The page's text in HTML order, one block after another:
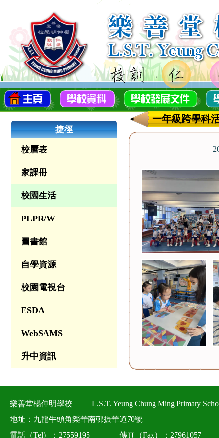
捷徑
校曆表
家課冊
校園生活
PLPR/W
圖書館
自學資源
校園電視台
ESDA
WebSAMS
升中資訊
一年級跨學科
樂善堂楊仲明學校
L.S.T. Yeung Chung Ming Primary
地址：九龍牛頭角樂華南邨振華道70號
電話（Tel）：27559195
傳真（Fax）：27961057